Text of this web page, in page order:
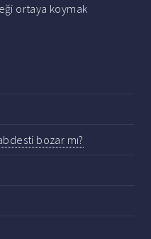
ortaya koymak
bozar mı?